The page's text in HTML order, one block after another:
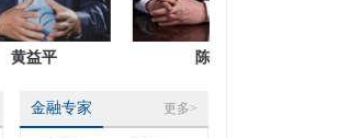
金融专家 更多>